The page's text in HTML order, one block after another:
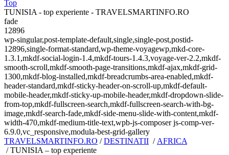
Top
TUNISIA - top experiente - TRAVELSMARTINFO.RO
fade
12896
wp-singular,post-template-default,single,single-post,postid-
12896,single-format-standard,wp-theme-voyagewp,mkd-core-
1.3.1,mkdf-social-login-1.4,mkdf-tours-1.4.3,voyage-ver-2.2,mkdf-
smooth-scroll,mkdf-smooth-page-transitions,mkdf-ajax,mkdf-grid-
1300,mkdf-blog-installed,mkdf-breadcrumbs-area-enabled,mkdf-
header-standard,mkdf-sticky-header-on-scroll-up,mkdf-default-
mobile-header,mkdf-sticky-up-mobile-header,mkdf-dropdown-slide-
from-top,mkdf-fullscreen-search,mkdf-fullscreen-search-with-bg-
image,mkdf-search-fade,mkdf-side-menu-slide-with-content,mkdf-
width-470,mkdf-medium-title-text,wpb-js-composer js-comp-ver-
6.9.0,vc_responsive,modula-best-grid-gallery
TRAVELSMARTINFO.RO /DESTINATII / AFRICA
/TUNISIA – top experiente